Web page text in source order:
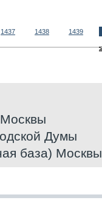
1437 1438 1439
Думы
база) Москвы